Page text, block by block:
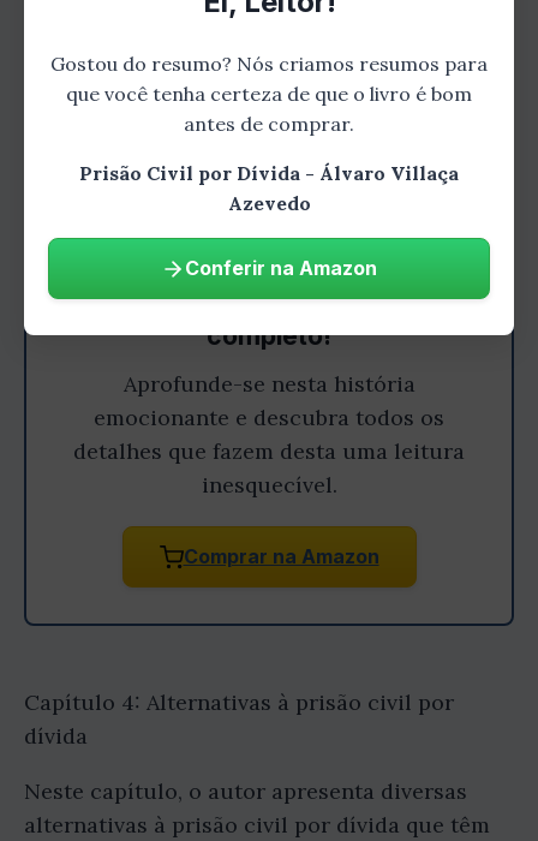
Gostou do resumo? Leia o livro
completo!
Aprofunde-se nesta história
emocionante e descubra todos os
detalhes que fazem desta uma leitura
inesquecível.
Comprar na Amazon
Capítulo 4: Alternativas à prisão civil por
dívida
Neste capítulo, o autor apresenta diversas
alternativas à prisão civil por dívida que têm
Gostou do resumo? Nós criamos resumos para
que você tenha certeza de que o livro é bom
antes de comprar.
Prisão Civil por Dívida - Álvaro Villaça
Azevedo
Conferir na Amazon